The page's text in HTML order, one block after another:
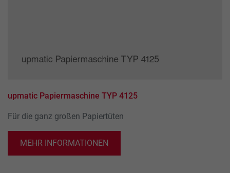
upmatic Papiermaschine TYP 4125
Für die ganz großen Papiertüten
MEHR INFORMATIONEN